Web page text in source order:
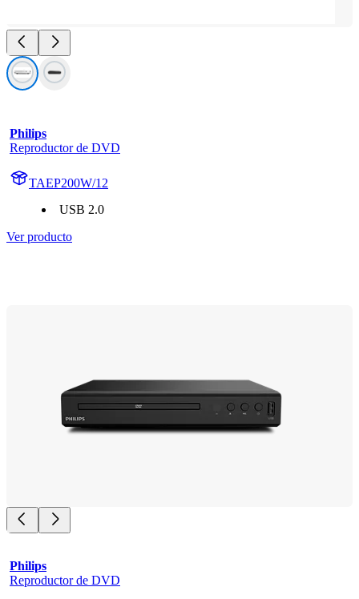
Philips
Reproductor de DVD
TAEP200W/12
USB 2.0
Ver producto
Philips
Reproductor de DVD